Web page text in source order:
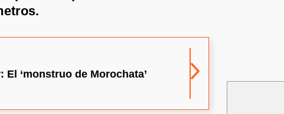
‘monstruo de Morochata’